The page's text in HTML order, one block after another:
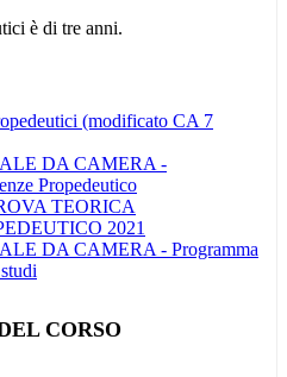
è di tre anni.
(modificato CA 7
DA CAMERA -
Propedeutico
TEORICA
2021
DA CAMERA - Programma
CORSO